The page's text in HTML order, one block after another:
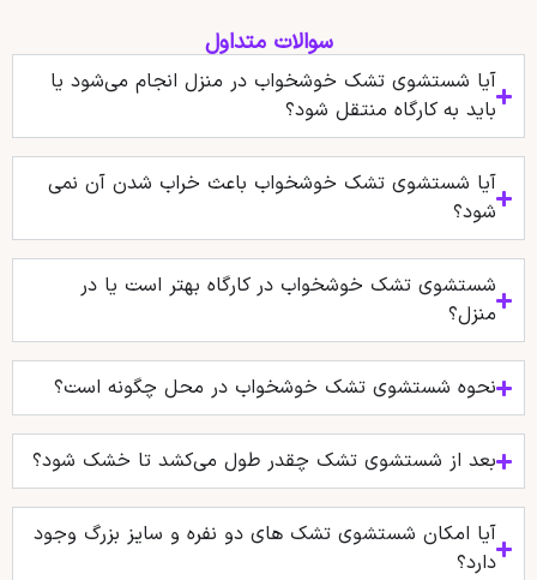
سوالات متداول
آیا شستشوی تشک خوشخواب در منزل انجام می‌شود یا
باید به کارگاه منتقل شود؟
آیا شستشوی تشک خوشخواب باعث خراب شدن آن نمی
شود؟
شستشوی تشک خوشخواب در کارگاه بهتر است یا در
منزل؟
نحوه شستشوی تشک خوشخواب در محل چگونه است؟
بعد از شستشوی تشک چقدر طول می‌کشد تا خشک شود؟
آیا امکان شستشوی تشک‌ های دو نفره و سایز بزرگ وجود
دارد؟